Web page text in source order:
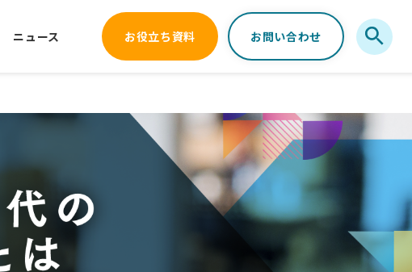
ニュース お役立ち資料 お問い合わせ